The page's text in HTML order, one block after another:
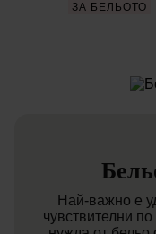
ЗА БЕЛЬОТО
Най-важно е
чувствителни